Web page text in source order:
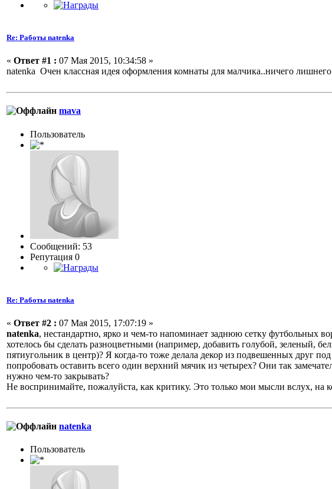
Re: Работы natenka
« Ответ #1 : 07 Мая 2015, 10:34:58 »
natenka Очен классная идея оформления комнаты для малчика..ничего
mava
Пользовaтeль
Сообщений: 53
Репутация 0
Re: Работы natenka
« Ответ #2 : 07 Мая 2015, 17:07:19 »
natenka, нестандартно, ярко и чем-то напоминает заднюю сетку
хотелось бы сделать разноцветными (например, добавить голубой, зеленый,
пятиугольник в центр)? Я когда-то тоже делала декор из подвешенных друг
попробовать оставить всего один верхний мячик из четырех? Они так
нужно чем-то закрывать?
Не воспринимайте, пожалуйста, как критику. Это только мои мысли вслух,
natenka
Пользователь